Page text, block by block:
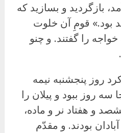
بازگردید و بسازید که
بود.» قومِ آن خلوت
خواجه را گفتند. و چنو
روز پنجشنبه نیمه
سه روز ببود و پیلان را
و هفتاد نر و ماده،
بودند. و مقدّم